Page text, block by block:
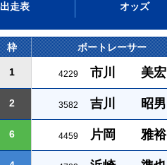
出走表 オッズ
枠 ボートレーサー
1 4229 市川 美宏
2 3582 吉川 昭男
6 4459 片岡 雅裕